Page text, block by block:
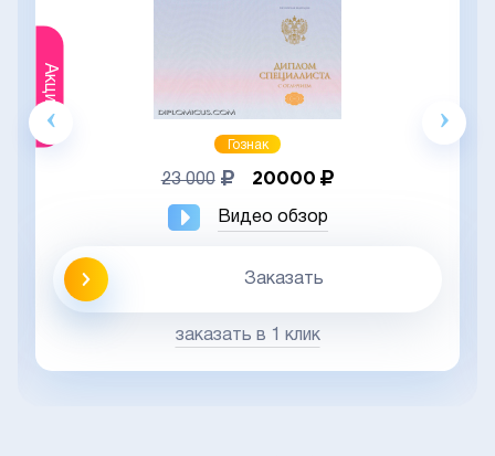
Акция
Гознак
23 000 20000
Видео обзор
Заказать
заказать в 1 клик